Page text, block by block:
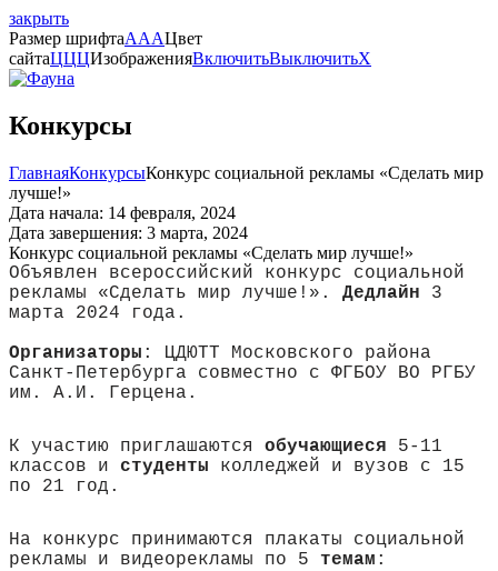
закрыть
Размер шрифтаAAAЦвет
сайтаЦЦЦИзображенияВключитьВыключитьX
Конкурсы
ГлавнаяКонкурсыКонкурс социальной рекламы «Сделать мир
лучше!»
Дата начала: 14 февраля, 2024
Дата завершения: 3 марта, 2024
Конкурс социальной рекламы «Сделать мир лучше!»
Объявлен всероссийский конкурс социальной
рекламы «Сделать мир лучше!». Дедлайн 3
марта 2024 года.
Организаторы : ЦДЮТТ Московского района
Санкт-Петербурга совместно с ФГБОУ ВО РГБУ
им. А.И. Герцена.
К участию приглашаются обучающиеся 5-11
классов и студенты колледжей и вузов с 15
по 21 год.
На конкурс принимаются плакаты социальной
рекламы и видеорекламы по 5 темам :